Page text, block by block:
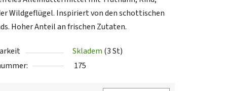
Wildgeflügel. Inspiriert von den schottischen
Hoher Anteil an frischen Zutaten.
Skladem (3 St)
175